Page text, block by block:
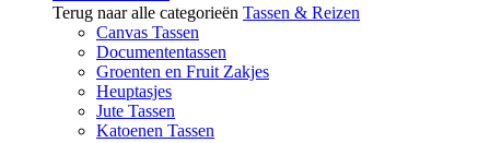
Terug naar alle categorieën Tassen & Reizen
Canvas Tassen
Documententassen
Groenten en Fruit Zakjes
Heuptasjes
Jute Tassen
Katoenen Tassen